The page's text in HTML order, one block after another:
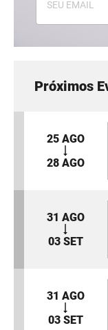
Próximos
25 AGO
28 AGO
31 AGO
03 SET
31 AGO
03 SET